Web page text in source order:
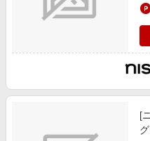
[